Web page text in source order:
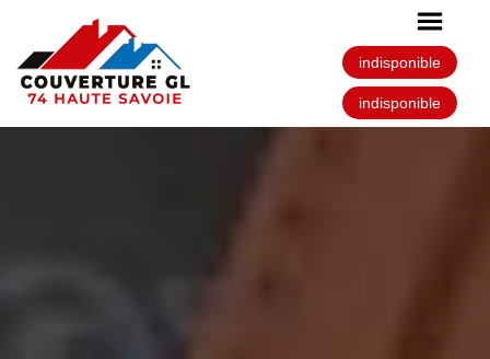
indisponible
indisponible